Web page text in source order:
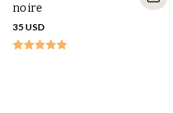
noire
35 USD